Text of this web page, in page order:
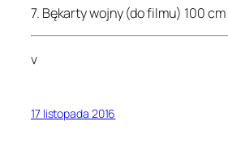
7. Bękarty wojny (do filmu) 100
v
17 listopada 2016